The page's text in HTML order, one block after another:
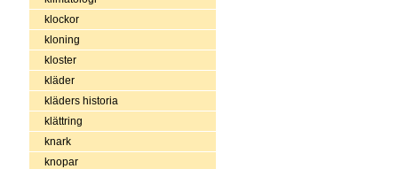
klockor
kloning
kloster
kläder
kläders historia
klättring
knark
knopar